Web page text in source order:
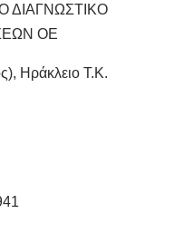
ΔΙΑΓΝΩΣΤΙΚΟ
ΟΕ
Ηράκλειο Τ.Κ.